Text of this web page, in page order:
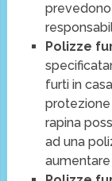
Polizze
furti in
protezione
rapina
ad una